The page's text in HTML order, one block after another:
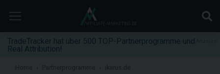
TradeTracker hat über 500 TOP-Partnerprogramme und
Real Attribution!
Home Partnerprogramme